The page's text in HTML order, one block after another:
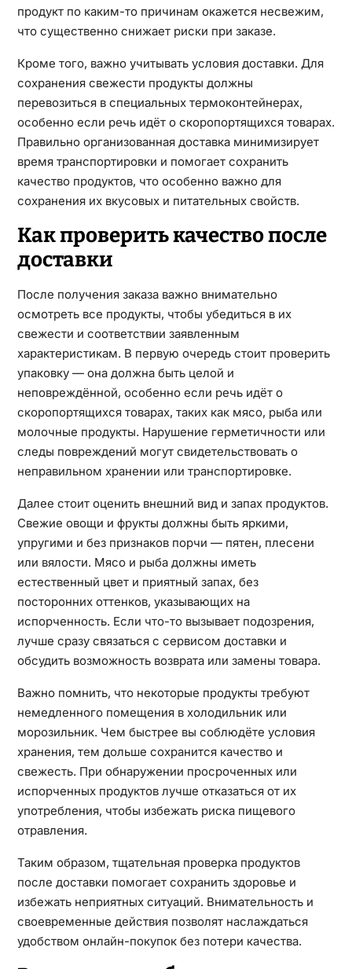
продукт по каким-то причинам окажется несвежим,
что существенно снижает риски при заказе.
Кроме того, важно учитывать условия доставки. Для
сохранения свежести продукты должны
перевозиться в специальных термоконтейнерах,
особенно если речь идёт о скоропортящихся товарах.
Правильно организованная доставка минимизирует
время транспортировки и помогает сохранить
качество продуктов, что особенно важно для
сохранения их вкусовых и питательных свойств.
Как проверить качество после
доставки
После получения заказа важно внимательно
осмотреть все продукты, чтобы убедиться в их
свежести и соответствии заявленным
характеристикам. В первую очередь стоит проверить
упаковку — она должна быть целой и
неповреждённой, особенно если речь идёт о
скоропортящихся товарах, таких как мясо, рыба или
молочные продукты. Нарушение герметичности или
следы повреждений могут свидетельствовать о
неправильном хранении или транспортировке.
Далее стоит оценить внешний вид и запах продуктов.
Свежие овощи и фрукты должны быть яркими,
упругими и без признаков порчи — пятен, плесени
или вялости. Мясо и рыба должны иметь
естественный цвет и приятный запах, без
посторонних оттенков, указывающих на
испорченность. Если что-то вызывает подозрения,
лучше сразу связаться с сервисом доставки и
обсудить возможность возврата или замены товара.
Важно помнить, что некоторые продукты требуют
немедленного помещения в холодильник или
морозильник. Чем быстрее вы соблюдёте условия
хранения, тем дольше сохранится качество и
свежесть. При обнаружении просроченных или
испорченных продуктов лучше отказаться от их
употребления, чтобы избежать риска пищевого
отравления.
Таким образом, тщательная проверка продуктов
после доставки помогает сохранить здоровье и
избежать неприятных ситуаций. Внимательность и
своевременные действия позволят наслаждаться
удобством онлайн-покупок без потери качества.